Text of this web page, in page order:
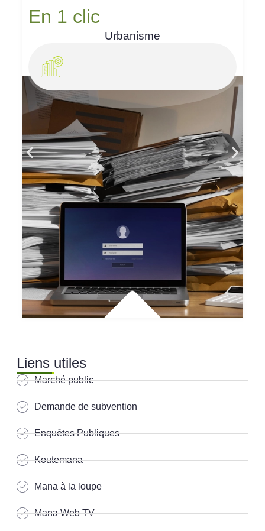
En 1 clic
Urbanisme
Liens utiles
Marché public
Demande de subvention
Enquêtes Publiques
Koutemana
Mana à la loupe
Mana Web TV